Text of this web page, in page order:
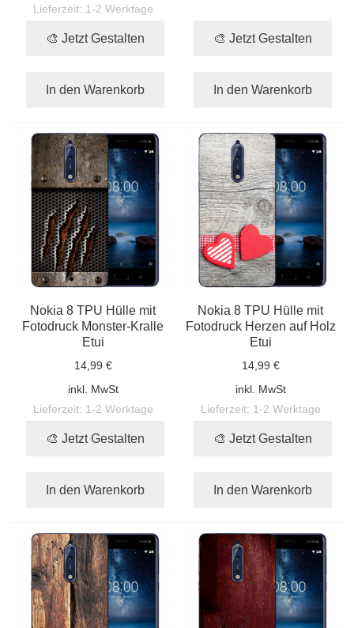
Lieferzeit: 1-2 Werktage
🎨 Jetzt Gestalten
In den Warenkorb
🎨 Jetzt Gestalten
In den Warenkorb
Nokia 8 TPU Hülle mit
Fotodruck Monster-Kralle
Etui
14,99 €
inkl. MwSt
Lieferzeit: 1-2 Werktage
🎨 Jetzt Gestalten
In den Warenkorb
Nokia 8 TPU Hülle mit
Fotodruck Herzen auf Holz
Etui
14,99 €
inkl. MwSt
Lieferzeit: 1-2 Werktage
🎨 Jetzt Gestalten
In den Warenkorb